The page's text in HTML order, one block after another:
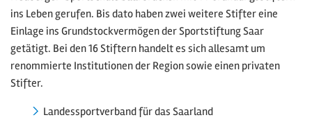
ins Leben gerufen. Bis dato haben zwei weitere Stifter eine
Einlage ins Grundstockvermögen der Sportstiftung Saar
getätigt. Bei den 16 Stiftern handelt es sich allesamt um
renommierte Institutionen der Region sowie einen privaten
Stifter.
Landessportverband für das Saarland